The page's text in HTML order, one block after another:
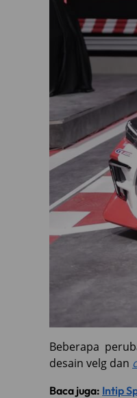
Beberapa
desain velg dan
Baca juga: Intip